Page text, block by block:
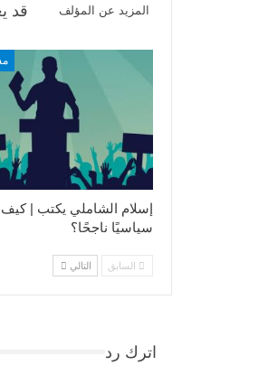
قد المزيد عن المؤلف
إسلام الشاملي يكتب |
سياسيًا ناجحًا؟
السابق التالي
اترك رد